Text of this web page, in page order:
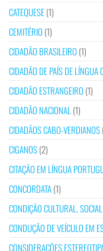
CATEQUESE(1)
CEMITÉRIO (1)
CIDADÃO BRASILEIRO (1)
CIDADÃO DE PAÍS DE LÍNGUA
CIDADÃO ESTRANGEIRO (1)
CIDADÃO NACIONAL (1)
CIDADÃOS CABO-VERDIANOS
CIGANOS(2)
CITAÇÃO EM LÍNGUA
CONCORDATA(1)
CONDIÇÃO CULTURAL,
CONDUÇÃO DE VEÍCULO EM
CONSIDERAÇÕES